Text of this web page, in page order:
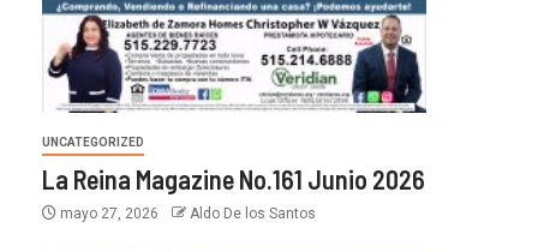
UNCATEGORIZED
La Reina Magazine No.161 Junio 2026
mayo 27, 2026 Aldo De los Santos